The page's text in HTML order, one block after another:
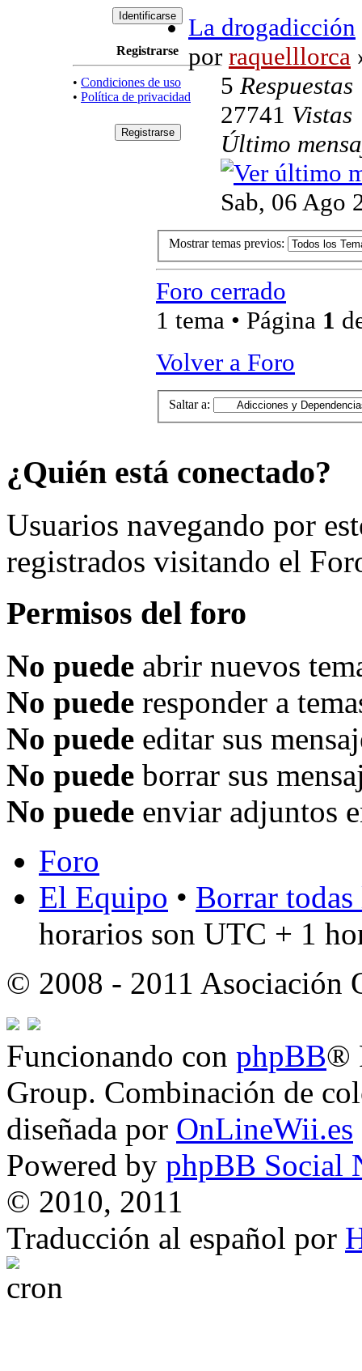
Registrarse
• Condiciones de uso
• Política de privacidad
La drogadicción
por raquelllorca
5 Respuestas
27741 Vistas
Último
Sab, 06 Ago
Mostrar temas previos:
Foro cerrado
1 tema • Página 1
Volver a Foro
Saltar a:
¿Quién está conectado?
Usuarios navegando por
registrados visitando el
Permisos del foro
No puede abrir nuevos
No puede responder a
No puede editar sus
No puede borrar sus
No puede enviar adjuntos
Foro
El Equipo • Borrar
horarios son UTC + 1
© 2008 - 2011 Asociación
Funcionando con phpBB®
Group. Combinación de
diseñada por OnLineWii.es
Powered by phpBB Social
© 2010, 2011
Traducción al español por